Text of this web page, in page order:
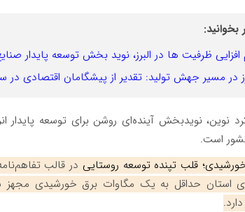
بخوانید:
ظرفیت ها در البرز، نوید بخش توسعه پایدار
در مسیر جهش تولید: تقدیر از پیشگامان اقتصادی
نوین، نویدبخش آینده‌ای روشن برای توسعه پایدار
است.
خورشیدی؛ قلب تپنده توسعه روستایی در قالب
استان حداقل به یک مگاوات برق خورشیدی مجهز